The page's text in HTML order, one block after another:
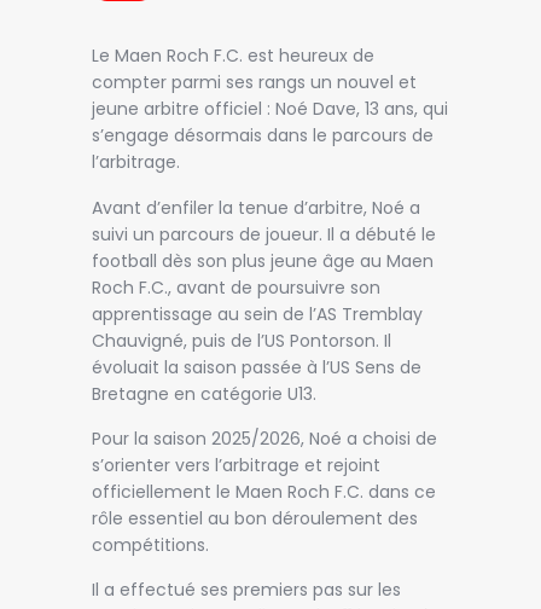
Le Maen Roch F.C. est heureux de
compter parmi ses rangs un nouvel et
jeune arbitre officiel : Noé Dave, 13 ans, qui
s’engage désormais dans le parcours de
l’arbitrage.
Avant d’enfiler la tenue d’arbitre, Noé a
suivi un parcours de joueur. Il a débuté le
football dès son plus jeune âge au Maen
Roch F.C., avant de poursuivre son
apprentissage au sein de l’AS Tremblay
Chauvigné, puis de l’US Pontorson. Il
évoluait la saison passée à l’US Sens de
Bretagne en catégorie U13.
Pour la saison 2025/2026, Noé a choisi de
s’orienter vers l’arbitrage et rejoint
officiellement le Maen Roch F.C. dans ce
rôle essentiel au bon déroulement des
compétitions.
Il a effectué ses premiers pas sur les